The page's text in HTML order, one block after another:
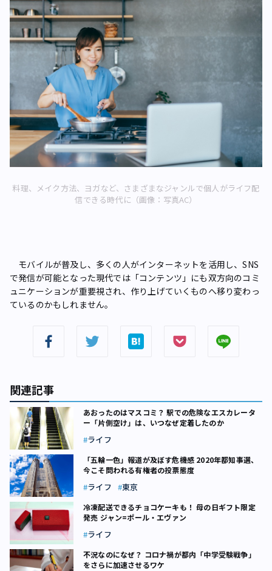
料理、メイク方法、ヨガなど、さまざまなジャンルで個人がライフ配
信できる時代に（画像：写真AC）
モバイルが普及し、多くの人がインターネットを活用し、SNS
で発信が可能となった現代では「コンテンツ」にも双方向のコミ
ュニケーションが重要視され、作り上げていくものへ移り変わっ
ているのかもしれません。
関連記事
あおったのはマスコミ？ 駅での危険なエスカレータ
ー「片側空け」は、いつなぜ定着したのか
ライフ
「五輪一色」報道が及ぼす危機感 2020年都知事選、
今こそ問われる有権者の投票態度
ライフ 東京
冷凍配送できるチョコケーキも！ 母の日ギフト限定
発売 ジャン=ポール・エヴァン
ライフ
不況なのになぜ？ コロナ禍が都内「中学受験戦争」
をさらに加速させるワケ